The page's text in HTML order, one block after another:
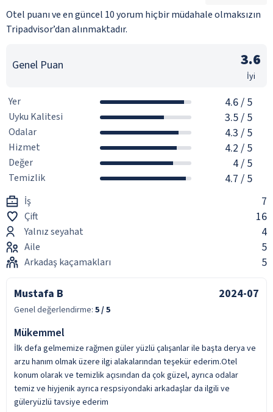
Otel puanı ve en güncel 10 yorum hiçbir müdahale olmaksızın
Tripadvisor’dan alınmaktadır.
Genel Puan 3.6
İyi
Yer 4.6/ 5
Uyku Kalitesi 3.5/ 5
Odalar 4.3 / 5
Hizmet 4.2 / 5
Değer 4/ 5
Temizlik 4.7 / 5
İş 7
Çift 16
Yalnız seyahat 4
Aile 5
Arkadaş kaçamakları 5
Mustafa B 2024-07
Genel değerlendirme: 5/ 5
Mükemmel
İlk defa gelmemize rağmen güler yüzlü çalışanlar ile başta derya ve
arzu hanım olmak üzere ilgi alakalarından teşekür ederim.Otel
konum olarak ve temizlik açısından da çok güzel, ayrıca odalar
temiz ve hiyjenik ayrıca respsiyondaki arkadaşlar da ilgili ve
güleryüzlü tavsiye ederim